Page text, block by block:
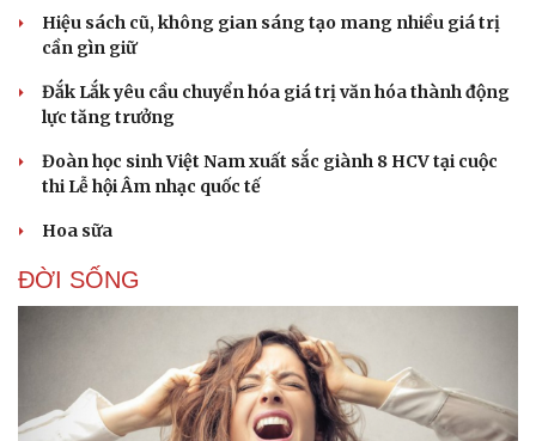
Hiệu sách cũ, không gian sáng tạo mang nhiều giá trị
cần gìn giữ
Đắk Lắk yêu cầu chuyển hóa giá trị văn hóa thành động
lực tăng trưởng
Đoàn học sinh Việt Nam xuất sắc giành 8 HCV tại cuộc
thi Lễ hội Âm nhạc quốc tế
Hoa sữa
ĐỜI SỐNG